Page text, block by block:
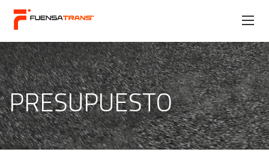
PRESUPUESTO